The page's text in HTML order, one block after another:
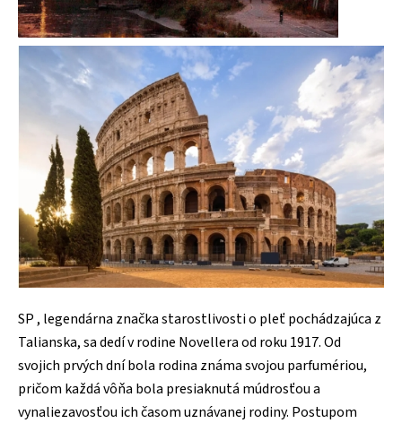
SP , legendárna značka starostlivosti o pleť pochádzajúca z
Talianska, sa dedí v rodine Novellera od roku 1917. Od
svojich prvých dní bola rodina známa svojou parfumériou,
pričom každá vôňa bola presiaknutá múdrosťou a
vynaliezavosťou ich časom uznávanej rodiny. Postupom